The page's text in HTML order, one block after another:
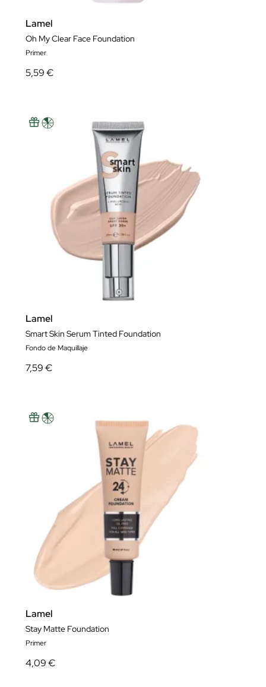
Lamel
Oh My Clear Face Foundation
Primer
5,59 €
Lamel
Smart Skin Serum Tinted Foundation
Fondo de Maquillaje
7,59 €
Lamel
Stay Matte Foundation
Primer
4,09 €